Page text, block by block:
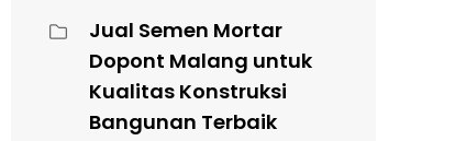
Jual Semen Mortar
Dopont Malang untuk
Kualitas Konstruksi
Bangunan Terbaik